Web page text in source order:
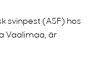
svinpest (ASF) hos
Vaalimaa, är